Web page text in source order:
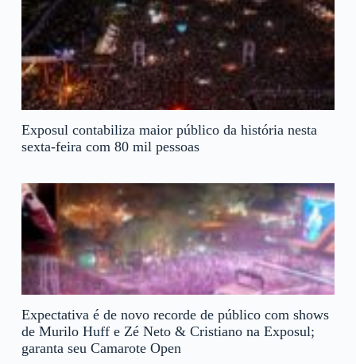
Exposul contabiliza maior público da história nesta
sexta-feira com 80 mil pessoas
Expectativa é de novo recorde de público com shows
de Murilo Huff e Zé Neto & Cristiano na Exposul;
garanta seu Camarote Open